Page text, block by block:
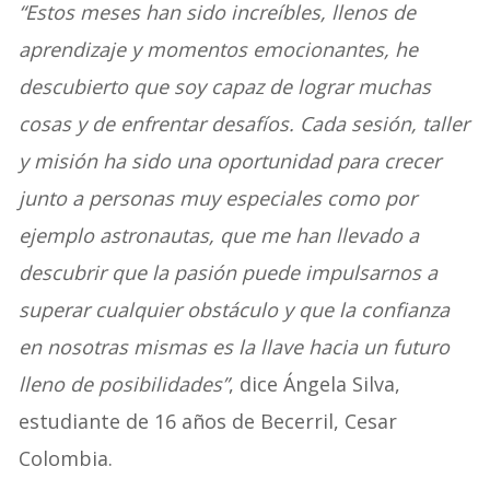
“Estos meses han sido increíbles, llenos de
aprendizaje y momentos emocionantes, he
descubierto que soy capaz de lograr muchas
cosas y de enfrentar desafíos. Cada sesión, taller
y misión ha sido una oportunidad para crecer
junto a personas muy especiales como por
ejemplo astronautas, que me han llevado a
descubrir que la pasión puede impulsarnos a
superar cualquier obstáculo y que la confianza
en nosotras mismas es la llave hacia un futuro
lleno de posibilidades”, dice Ángela Silva,
estudiante de 16 años de Becerril, Cesar
Colombia.